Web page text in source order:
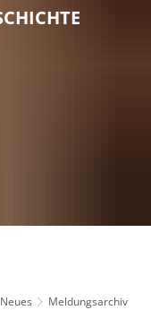
Neues
Meldungsarchiv